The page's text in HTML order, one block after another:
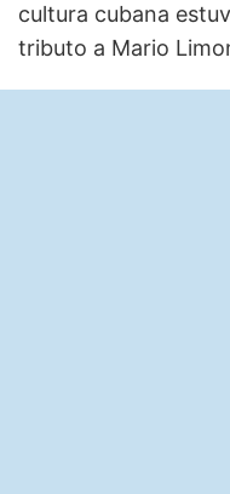
cultura cubana
tributo a Mario